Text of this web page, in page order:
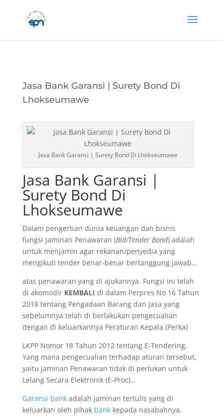
Jasa Bank Garansi | Surety Bond Di
Lhokseumawe
Jasa Bank Garansi | Surety Bond Di Lhokseumawe
Jasa Bank Garansi |
Surety Bond Di
Lhokseumawe
Dalam pengertian dunia keuangan dan bisnis
fungsi Jaminan Penawaran (Bid/Tender Bond) adalah
untuk menjamin agar rekanan/penyedia yang
mengikuti tender benar-benar bertanggung jawab…
atas penawaran yang di ajukannya. Fungsi ini telah
di akomodir KEMBALI di dalam Perpres No 16 Tahun
2018 tentang Pengadaan Barang dan Jasa yang
sebelumnya telah di berlakukan pengecualian
dengan di keluarkannya Peraturan Kepala (Perka)
LKPP Nomor 18 Tahun 2012 tentang E-Tendering.
Yang mana pengecualian terhadap aturan tersebut,
yaitu Jaminan Penawaran tidak di perlukan untuk
Lelang Secara Elektronik (E-Proc)..
Garansi bankadalah jaminan tertulis yang di
keluarkan oleh pihakbankkepada nasabahnya.